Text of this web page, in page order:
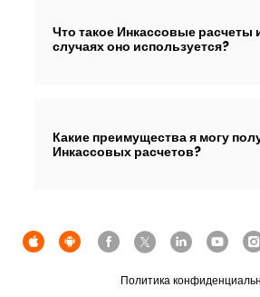
Что такое Инкассовые расчеты
случаях оно используется?
Какие преимущества я могу
Инкассовых расчетов?
Политика